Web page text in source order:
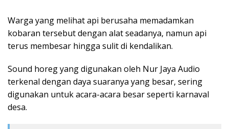
Warga yang melihat api berusaha memadamkan
kobaran tersebut dengan alat seadanya, namun api
terus membesar hingga sulit di kendalikan.
Sound horeg yang digunakan oleh Nur Jaya Audio
terkenal dengan daya suaranya yang besar, sering
digunakan untuk acara-acara besar seperti karnaval
desa.